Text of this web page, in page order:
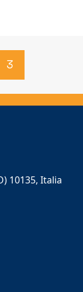
3
10135, Italia